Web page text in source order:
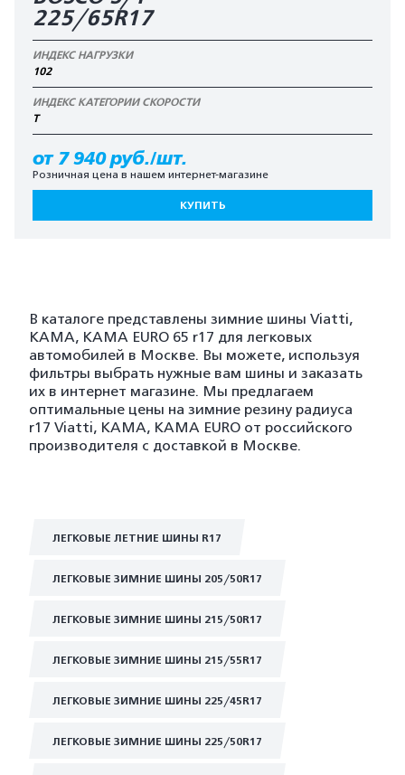
225/65R17
ИНДЕКС НАГРУЗКИ
102
ИНДЕКС КАТЕГОРИИ СКОРОСТИ
T
от 7 940 руб./шт.
Розничная цена в нашем интернет-магазине
КУПИТЬ
В каталоге представлены зимние шины Viatti,
KAMA, KAMA EURO 65 r17 для легковых
автомобилей в Москве. Вы можете, используя
фильтры выбрать нужные вам шины и заказать
их в интернет магазине. Мы предлагаем
оптимальные цены на зимние резину радиуса
r17 Viatti, KAMA, KAMA EURO от российского
производителя с доставкой в Москве.
ЛЕГКОВЫЕ ЛЕТНИЕ ШИНЫ R17
ЛЕГКОВЫЕ ЗИМНИЕ ШИНЫ 205/50R17
ЛЕГКОВЫЕ ЗИМНИЕ ШИНЫ 215/50R17
ЛЕГКОВЫЕ ЗИМНИЕ ШИНЫ 215/55R17
ЛЕГКОВЫЕ ЗИМНИЕ ШИНЫ 225/45R17
ЛЕГКОВЫЕ ЗИМНИЕ ШИНЫ 225/50R17